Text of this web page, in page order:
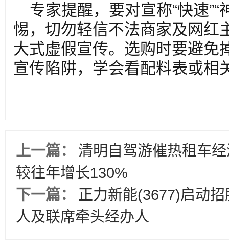
专家提醒，要对宣称“快速
惕，切勿轻信不法商家及网红
大式虚假宣传。选购时要避免
宣传陷阱，学会看配料表或相
上一篇：
清明自驾游催热租车
较往年增长130%
下一篇：
正力新能(3677)启动
人及联席牵头经办人